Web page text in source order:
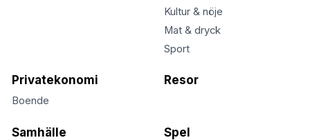
Kultur & nöje
Mat & dryck
Sport
Privatekonomi
Boende
Resor
Samhälle Spel